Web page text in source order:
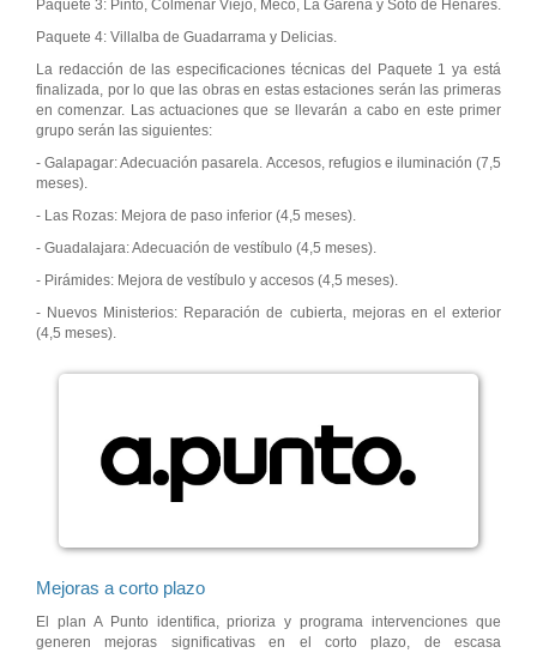
Paquete 3: Pinto, Colmenar Viejo, Meco, La Garena y Soto de Henares.
Paquete 4: Villalba de Guadarrama y Delicias.
La redacción de las especificaciones técnicas del Paquete 1 ya está
finalizada, por lo que las obras en estas estaciones serán las primeras
en comenzar. Las actuaciones que se llevarán a cabo en este primer
grupo serán las siguientes:
- Galapagar: Adecuación pasarela. Accesos, refugios e iluminación (7,5
meses).
- Las Rozas: Mejora de paso inferior (4,5 meses).
- Guadalajara: Adecuación de vestíbulo (4,5 meses).
- Pirámides: Mejora de vestíbulo y accesos (4,5 meses).
- Nuevos Ministerios: Reparación de cubierta, mejoras en el exterior
(4,5 meses).
Mejoras a corto plazo
El plan A Punto identifica, prioriza y programa intervenciones que
generen mejoras significativas en el corto plazo, de escasa